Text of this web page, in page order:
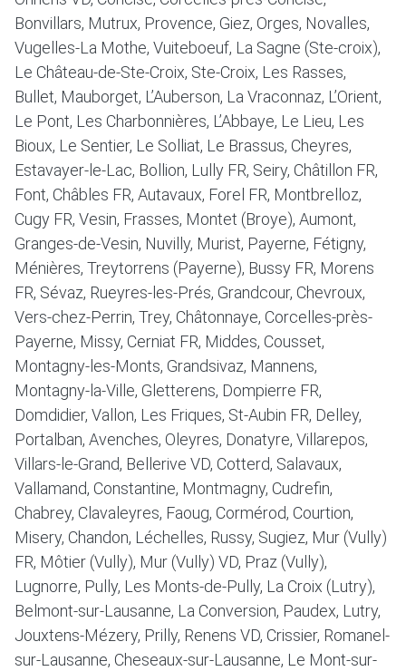
Bonvillars, Mutrux, Provence, Giez, Orges, Novalles,
Vugelles-La Mothe, Vuiteboeuf, La Sagne (Ste-croix),
Le Château-de-Ste-Croix, Ste-Croix, Les Rasses,
Bullet, Mauborget, L’Auberson, La Vraconnaz, L’Orient,
Le Pont, Les Charbonnières, L’Abbaye, Le Lieu, Les
Bioux, Le Sentier, Le Solliat, Le Brassus, Cheyres,
Estavayer-le-Lac, Bollion, Lully FR, Seiry, Châtillon FR,
Font, Châbles FR, Autavaux, Forel FR, Montbrelloz,
Cugy FR, Vesin, Frasses, Montet (Broye), Aumont,
Granges-de-Vesin, Nuvilly, Murist, Payerne, Fétigny,
Ménières, Treytorrens (Payerne), Bussy FR, Morens
FR, Sévaz, Rueyres-les-Prés, Grandcour, Chevroux,
Vers-chez-Perrin, Trey, Châtonnaye, Corcelles-près-
Payerne, Missy, Cerniat FR, Middes, Cousset,
Montagny-les-Monts, Grandsivaz, Mannens,
Montagny-la-Ville, Gletterens, Dompierre FR,
Domdidier, Vallon, Les Friques, St-Aubin FR, Delley,
Portalban, Avenches, Oleyres, Donatyre, Villarepos,
Villars-le-Grand, Bellerive VD, Cotterd, Salavaux,
Vallamand, Constantine, Montmagny, Cudrefin,
Chabrey, Clavaleyres, Faoug, Cormérod, Courtion,
Misery, Chandon, Léchelles, Russy, Sugiez, Mur (Vully)
FR, Môtier (Vully), Mur (Vully) VD, Praz (Vully),
Lugnorre, Pully, Les Monts-de-Pully, La Croix (Lutry),
Belmont-sur-Lausanne, La Conversion, Paudex, Lutry,
Jouxtens-Mézery, Prilly, Renens VD, Crissier, Romanel-
sur-Lausanne, Cheseaux-sur-Lausanne, Le Mont-sur-